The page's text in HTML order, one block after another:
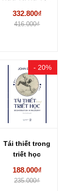
332.800₫
416.000₫
- 20%
Tái thiết trong
triết học
188.000₫
235.000₫